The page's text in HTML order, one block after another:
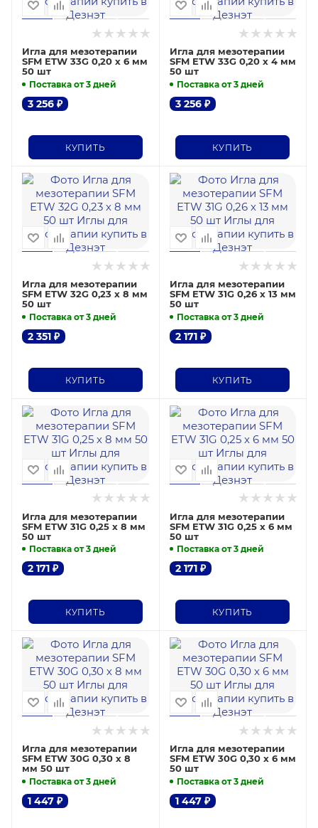
Игла для мезотерапии
SFM ETW 33G 0,20 х 6 мм
50 шт
Поставка от 3 дней
3 256 ₽
КУПИТЬ
Игла для мезотерапии
SFM ETW 33G 0,20 х 4 мм
50 шт
Поставка от 3 дней
3 256₽
КУПИТЬ
Игла для мезотерапии
SFM ETW 32G 0,23 х 8 мм
50 шт
Поставка от 3 дней
2 351 ₽
КУПИТЬ
Игла для мезотерапии
SFM ETW 31G 0,26 х 13 мм
50 шт
Поставка от 3 дней
2 171₽
КУПИТЬ
Игла для мезотерапии
SFM ETW 31G 0,25 х 8 мм
50 шт
Поставка от 3 дней
2 171 ₽
КУПИТЬ
Игла для мезотерапии
SFM ETW 31G 0,25 х 6 мм
50 шт
Поставка от 3 дней
2 171₽
КУПИТЬ
Игла для мезотерапии
SFM ETW 30G 0,30 х 8
мм 50 шт
Поставка от 3 дней
1 447 ₽
Игла для мезотерапии
SFM ETW 30G 0,30 х 6 мм
50 шт
Поставка от 3 дней
1 447₽